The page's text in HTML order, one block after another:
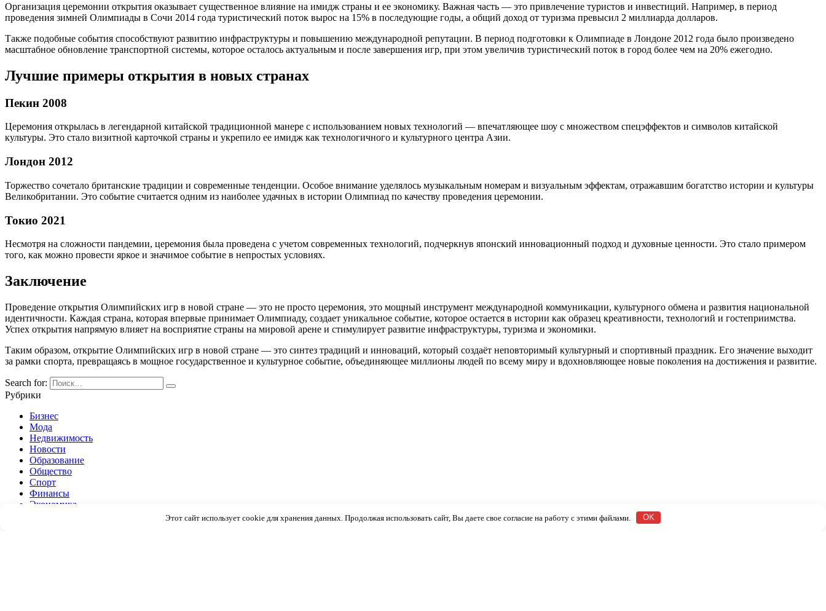
Организация церемонии открытия оказывает существенное влияние на имидж страны и ее экономику. Важная часть — это привлечение туристов и инвестиций. Например, в период
проведения зимней Олимпиады в Сочи 2014 года туристический поток вырос на 15% в последующие годы, а общий доход от туризма превысил 2 миллиарда долларов.
Также подобные события способствуют развитию инфраструктуры и повышению международной репутации. В период подготовки к Олимпиаде в Лондоне 2012 года было произведено
масштабное обновление транспортной системы, которое осталось актуальным и после завершения игр, при этом увеличив туристический поток в город более чем на 20% ежегодно.
Лучшие примеры открытия в новых странах
Пекин 2008
Церемония открылась в легендарной китайской традиционной манере с использованием новых технологий — впечатляющее шоу с множеством спецэффектов и символов китайской
культуры. Это стало визитной карточкой страны и укрепило ее имидж как технологичного и культурного центра Азии.
Лондон 2012
Торжество сочетало британские традиции и современные тенденции. Особое внимание уделялось музыкальным номерам и визуальным эффектам, отражавшим богатство истории и культуры
Великобритании. Это событие считается одним из наиболее удачных в истории Олимпиад по качеству проведения церемонии.
Токио 2021
Несмотря на сложности пандемии, церемония была проведена с учетом современных технологий, подчеркнув японский инновационный подход и духовные ценности. Это стало примером
того, как можно провести яркое и значимое событие в непростых условиях.
Заключение
Проведение открытия Олимпийских игр в новой стране — это не просто церемония, это мощный инструмент международной коммуникации, культурного обмена и развития национальной
идентичности. Каждая страна, которая впервые принимает Олимпиаду, создает уникальное событие, которое остается в истории как образец креативности, технологий и гостеприимства.
Успех открытия напрямую влияет на восприятие страны на мировой арене и стимулирует развитие инфраструктуры, туризма и экономики.
Таким образом, открытие Олимпийских игр в новой стране — это синтез традиций и инноваций, который создаёт неповторимый культурный и спортивный праздник. Его значение выходит
за рамки спорта, превращаясь в мощное государственное и культурное событие, объединяющее миллионы людей по всему миру и вдохновляющее новые поколения на достижения и развитие.
Search for:
Рубрики
Бизнес
Мода
Недвижимость
Новости
Образование
Общество
Спорт
Финансы
Экономика
Этот сайт использует cookie для хранения данных. Продолжая использовать сайт, Вы даете свое согласие на работу с этими файлами. OK